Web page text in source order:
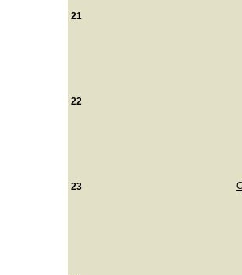
21
22
23